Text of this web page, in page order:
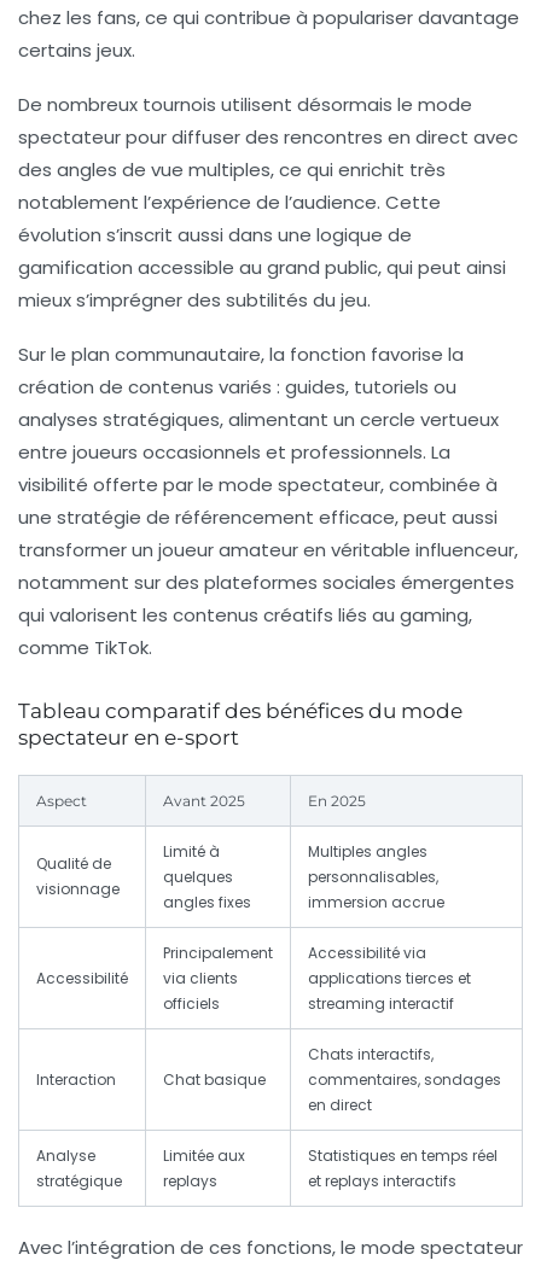
chez les fans, ce qui contribue à populariser davantage
certains jeux.
De nombreux tournois utilisent désormais le mode
spectateur pour diffuser des rencontres en direct avec
des angles de vue multiples, ce qui enrichit très
notablement l’expérience de l’audience. Cette
évolution s’inscrit aussi dans une logique de
gamification accessible au grand public, qui peut ainsi
mieux s’imprégner des subtilités du jeu.
Sur le plan communautaire, la fonction favorise la
création de contenus variés : guides, tutoriels ou
analyses stratégiques, alimentant un cercle vertueux
entre joueurs occasionnels et professionnels. La
visibilité offerte par le mode spectateur, combinée à
une stratégie de référencement efficace, peut aussi
transformer un joueur amateur en véritable influenceur,
notamment sur des plateformes sociales émergentes
qui valorisent les contenus créatifs liés au gaming,
comme TikTok.
Tableau comparatif des bénéfices du mode
spectateur en e-sport
Aspect Avant 2025 En 2025
Qualité de
visionnage
Limité à
quelques
angles fixes
Multiples angles
personnalisables,
immersion accrue
Accessibilité
Principalement
via clients
officiels
Accessibilité via
applications tierces et
streaming interactif
Interaction Chat basique
Chats interactifs,
commentaires, sondages
en direct
Analyse
stratégique
Limitée aux
replays
Statistiques en temps réel
et replays interactifs
Avec l’intégration de ces fonctions, le mode spectateur